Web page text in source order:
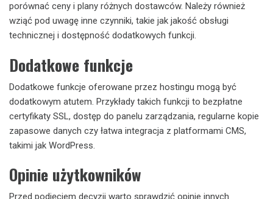
porównać ceny i plany różnych dostawców. Należy również
wziąć pod uwagę inne czynniki, takie jak jakość obsługi
technicznej i dostępność dodatkowych funkcji.
Dodatkowe funkcje
Dodatkowe funkcje oferowane przez hostingu mogą być
dodatkowym atutem. Przykłady takich funkcji to bezpłatne
certyfikaty SSL, dostęp do panelu zarządzania, regularne kopie
zapasowe danych czy łatwa integracja z platformami CMS,
takimi jak WordPress.
Opinie użytkowników
Przed podjęciem decyzji warto sprawdzić opinie innych